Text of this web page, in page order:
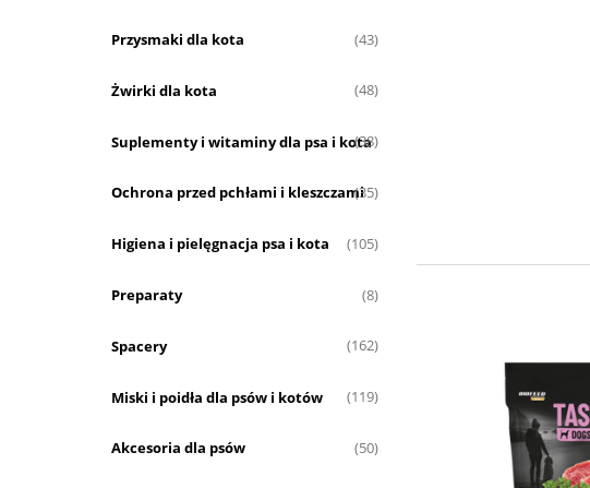
Przysmaki dla kota (43)
Żwirki dla kota (48)
Suplementy i witaminy dla psa i kota
(38)
Ochrona przed pchłami i kleszczami(35)
Higiena i pielęgnacja psa i kota (105)
Preparaty (8)
Spacery (162)
Miski i poidła dla psów i kotów (119)
Akcesoria dla psów (50)